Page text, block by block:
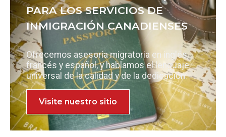
PARA LOS SERVICIOS DE
INMIGRACIÓN CANADIENSES
Ofrecemos asesoría migratoria en inglés,
francés y español, y hablamos el lenguaje
universal de la calidad y de la dedicación.
Visite nuestro sitio